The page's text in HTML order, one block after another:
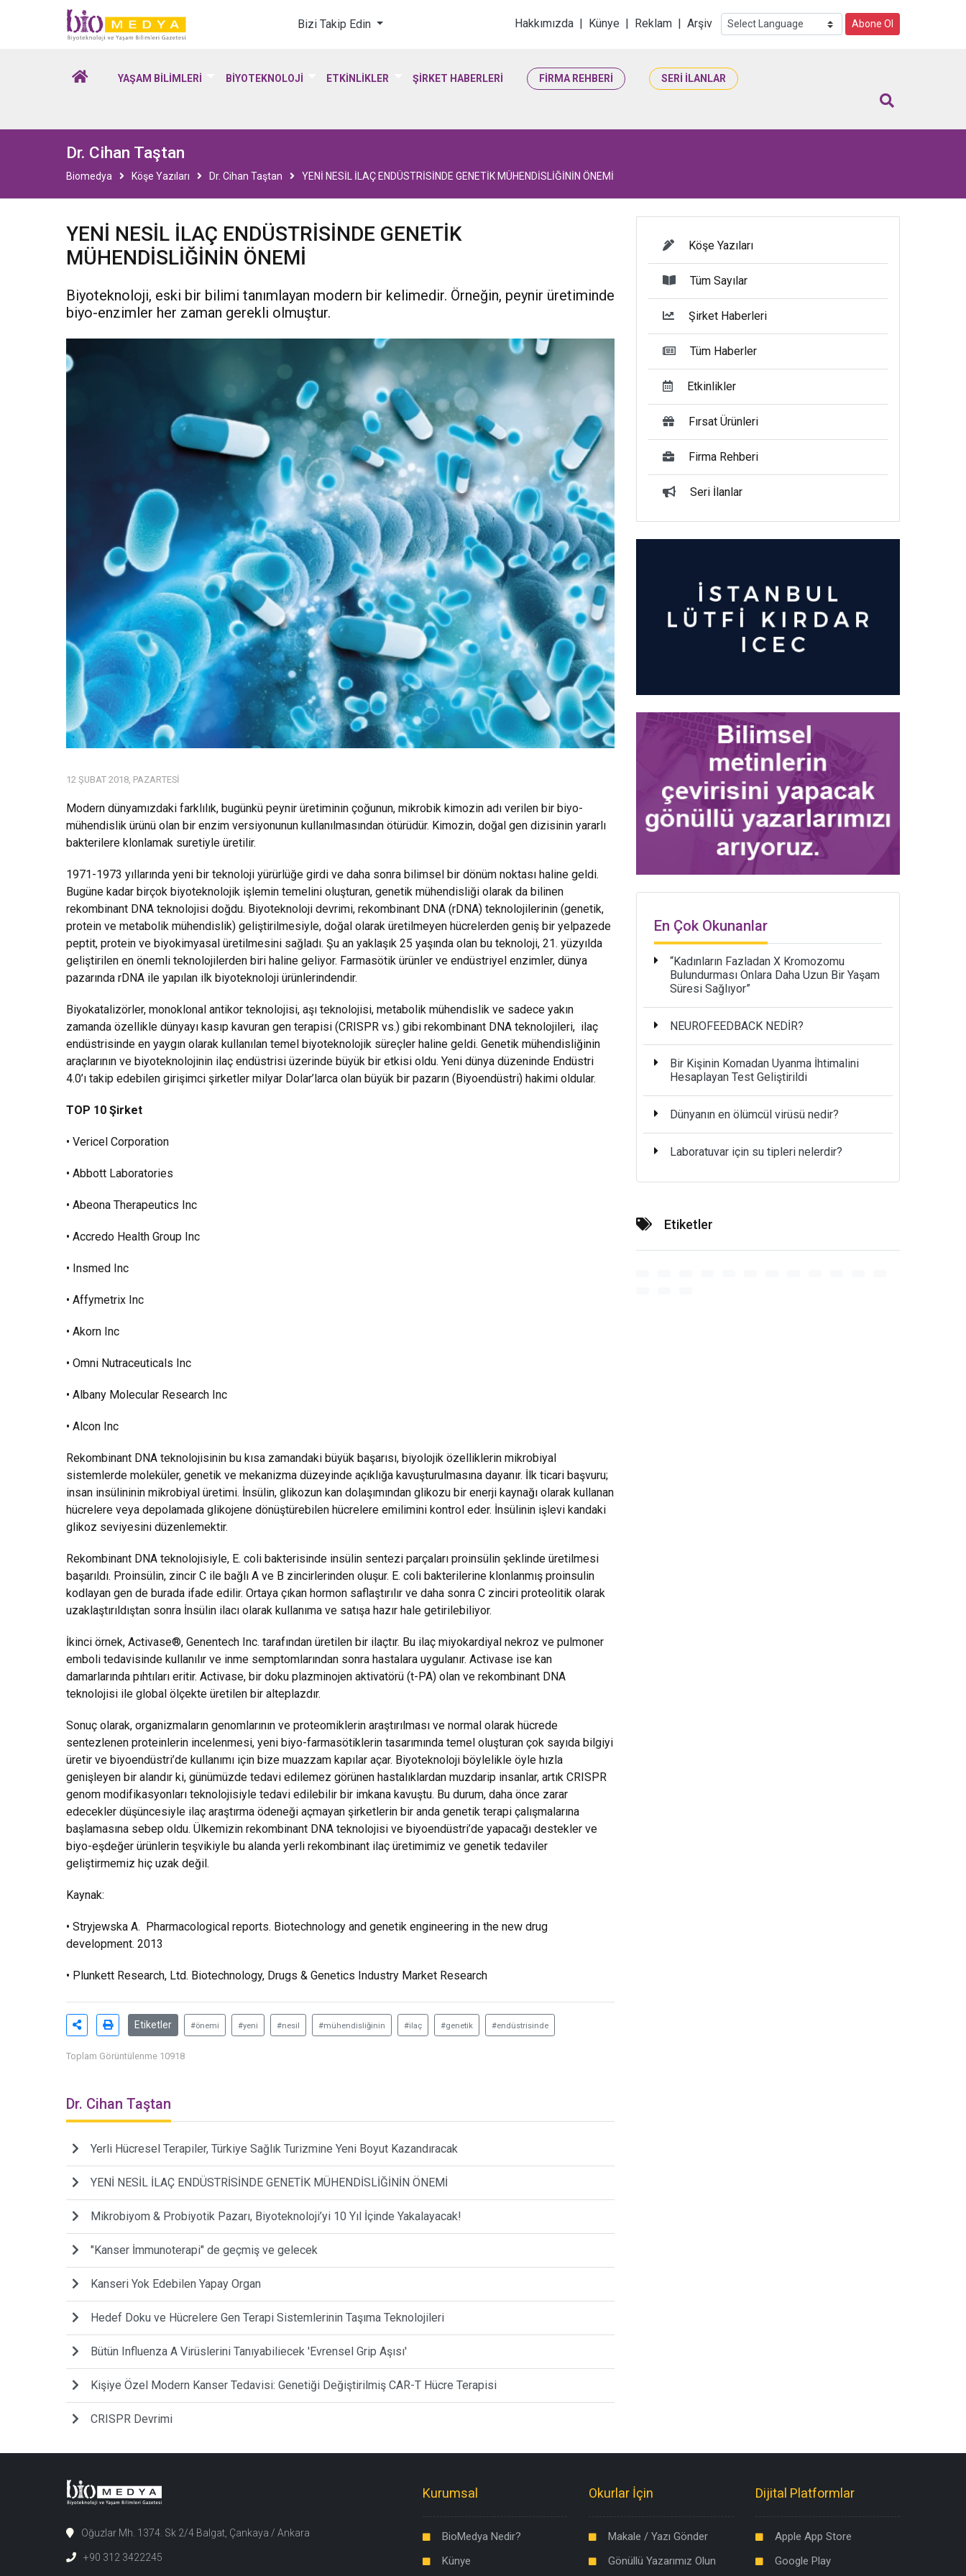
Biomedya - Biyoteknoloji & Yaşam Bilimleri
Bizi Takip Edin Hakkımızda | Künye | Reklam | Arşiv Abone Ol
YAŞAM BİLİMLERİ BİYOTEKNOLOJİ ETKİNLİKLER ŞİRKET HABERLERİ FİRMA REHBERİ SERİ İLANLAR
Dr. Cihan Taştan
Biomedya Köşe Yazıları Dr. Cihan Taştan YENİ NESİL İLAÇ ENDÜSTRİSİNDE GENETİK MÜHENDİSLİĞİNİN ÖNEMİ
YENİ NESİL İLAÇ ENDÜSTRİSİNDE GENETİK
MÜHENDİSLİĞİNİN ÖNEMİ
Biyoteknoloji, eski bir bilimi tanımlayan modern bir kelimedir. Örneğin, peynir üretiminde
biyo-enzimler her zaman gerekli olmuştur.
12 ŞUBAT 2018, PAZARTESI
Modern dünyamızdaki farklılık, bugünkü peynir üretiminin çoğunun, mikrobik kimozin adı verilen bir biyo-
mühendislik ürünü olan bir enzim versiyonunun kullanılmasından ötürüdür. Kimozin, doğal gen dizisinin yararlı
bakterilere klonlamak suretiyle üretilir.
1971-1973 yıllarında yeni bir teknoloji yürürlüğe girdi ve daha sonra bilimsel bir dönüm noktası haline geldi.
Bugüne kadar birçok biyoteknolojik işlemin temelini oluşturan, genetik mühendisliği olarak da bilinen
rekombinant DNA teknolojisi doğdu. Biyoteknoloji devrimi, rekombinant DNA (rDNA) teknolojilerinin (genetik,
protein ve metabolik mühendislik) geliştirilmesiyle, doğal olarak üretilmeyen hücrelerden geniş bir yelpazede
peptit, protein ve biyokimyasal üretilmesini sağladı. Şu an yaklaşık 25 yaşında olan bu teknoloji, 21. yüzyılda
geliştirilen en önemli teknolojilerden biri haline geliyor. Farmasötik ürünler ve endüstriyel enzimler, dünya
pazarında rDNA ile yapılan ilk biyoteknoloji ürünlerindendir.
Biyokatalizörler, monoklonal antikor teknolojisi, aşı teknolojisi, metabolik mühendislik ve sadece yakın
zamanda özellikle dünyayı kasıp kavuran gen terapisi (CRISPR vs.) gibi rekombinant DNA teknolojileri, ilaç
endüstrisinde en yaygın olarak kullanılan temel biyoteknolojik süreçler haline geldi. Genetik mühendisliğinin
araçlarının ve biyoteknolojinin ilaç endüstrisi üzerinde büyük bir etkisi oldu. Yeni dünya düzeninde Endüstri
4.0’ı takip edebilen girişimci şirketler milyar Dolar’larca olan büyük bir pazarın (Biyoendüstri) hakimi oldular.
TOP 10 Şirket
• Vericel Corporation
• Abbott Laboratories
• Abeona Therapeutics Inc
• Accredo Health Group Inc
• Insmed Inc
• Affymetrix Inc
• Akorn Inc
• Omni Nutraceuticals Inc
• Albany Molecular Research Inc
• Alcon Inc
Rekombinant DNA teknolojisinin bu kısa zamandaki büyük başarısı, biyolojik özelliklerin mikrobiyal
sistemlerde moleküler, genetik ve mekanizma düzeyinde açıklığa kavuşturulmasına dayanır. İlk ticari başvuru;
insan insülininin mikrobiyal üretimi. İnsülin, glikozun kan dolaşımından glikozu bir enerji kaynağı olarak kullanan
hücrelere veya depolamada glikojene dönüştürebilen hücrelere emilimini kontrol eder. İnsülinin işlevi kandaki
glikoz seviyesini düzenlemektir.
Rekombinant DNA teknolojisiyle, E. coli bakterisinde insülin sentezi parçaları proinsülin şeklinde üretilmesi
başarıldı. Proinsülin, zincir C ile bağlı A ve B zincirlerinden oluşur. E. coli bakterilerine klonlanmış proinsulin
kodlayan gen de burada ifade edilir. Ortaya çıkan hormon saflaştırılır ve daha sonra C zinciri proteolitik olarak
uzaklaştırıldıştan sonra İnsülin ilacı olarak kullanıma ve satışa hazır hale getirilebiliyor.
İkinci örnek, Activase®, Genentech Inc. tarafından üretilen bir ilaçtır. Bu ilaç miyokardiyal nekroz ve pulmoner
emboli tedavisinde kullanılır ve inme semptomlarından sonra hastalara uygulanır. Activase ise kan
damarlarında pıhtıları eritir. Activase, bir doku plazminojen aktivatörü (t-PA) olan ve rekombinant DNA
teknolojisi ile global ölçekte üretilen bir alteplazdır.
Sonuç olarak, organizmaların genomlarının ve proteomiklerin araştırılması ve normal olarak hücrede
sentezlenen proteinlerin incelenmesi, yeni biyo-farmasötiklerin tasarımında temel oluşturan çok sayıda bilgiyi
üretir ve biyoendüstri’de kullanımı için bize muazzam kapılar açar. Biyoteknoloji böylelikle öyle hızla
genişleyen bir alandır ki, günümüzde tedavi edilemez görünen hastalıklardan muzdarip insanlar, artık CRISPR
genom modifikasyonları teknolojisiyle tedavi edilebilir bir imkana kavuştu. Bu durum, daha önce zarar
edecekler düşüncesiyle ilaç araştırma ödeneği açmayan şirketlerin bir anda genetik terapi çalışmalarına
başlamasına sebep oldu. Ülkemizin rekombinant DNA teknolojisi ve biyoendüstri’de yapacağı destekler ve
biyo-eşdeğer ürünlerin teşvikiyle bu alanda yerli rekombinant ilaç üretimimiz ve genetik tedaviler
geliştirmemiz hiç uzak değil.
Kaynak:
• Stryjewska A. Pharmacological reports. Biotechnology and genetik engineering in the new drug
development. 2013
• Plunkett Research, Ltd. Biotechnology, Drugs & Genetics Industry Market Research
Etiketler #önemi #yeni #nesil #mühendisliğinin #ilaç #genetik #endüstrisinde
Toplam Görüntülenme 10918
Dr. Cihan Taştan
Yerli Hücresel Terapiler, Türkiye Sağlık Turizmine Yeni Boyut Kazandıracak
YENİ NESİL İLAÇ ENDÜSTRİSİNDE GENETİK MÜHENDİSLİĞİNİN ÖNEMİ
Mikrobiyom & Probiyotik Pazarı, Biyoteknoloji’yi 10 Yıl İçinde Yakalayacak!
"Kanser İmmunoterapi" de geçmiş ve gelecek
Kanseri Yok Edebilen Yapay Organ
Hedef Doku ve Hücrelere Gen Terapi Sistemlerinin Taşıma Teknolojileri
Bütün Influenza A Virüslerini Tanıyabiliecek 'Evrensel Grip Aşısı'
Kişiye Özel Modern Kanser Tedavisi: Genetiği Değiştirilmiş CAR-T Hücre Terapisi
CRISPR Devrimi
Köşe Yazıları
Tüm Sayılar
Şirket Haberleri
Tüm Haberler
Etkinlikler
Fırsat Ürünleri
Firma Rehberi
Seri İlanlar
En Çok Okunanlar
“Kadınların Fazladan X Kromozomu
Bulundurması Onlara Daha Uzun Bir Yaşam
Süresi Sağlıyor”
NEUROFEEDBACK NEDİR?
Bir Kişinin Komadan Uyanma İhtimalini
Hesaplayan Test Geliştirildi
Dünyanın en ölümcül virüsü nedir?
Laboratuvar için su tipleri nelerdir?
Etiketler
Oğuzlar Mh. 1374. Sk 2/4 Balgat, Çankaya / Ankara
+90 312 3422245
Kurumsal
BioMedya Nedir?
Künye
Okurlar İçin
Makale / Yazı Gönder
Gönüllü Yazarımız Olun
Dijital Platformlar
Apple App Store
Google Play